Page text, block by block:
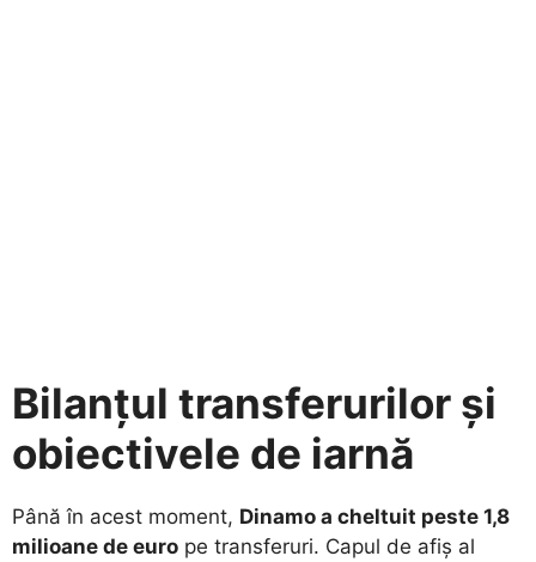
Bilanțul transferurilor și
obiectivele de iarnă
​Până în acest moment, Dinamo a cheltuit peste 1,8
milioane de euro pe transferuri. Capul de afiș al